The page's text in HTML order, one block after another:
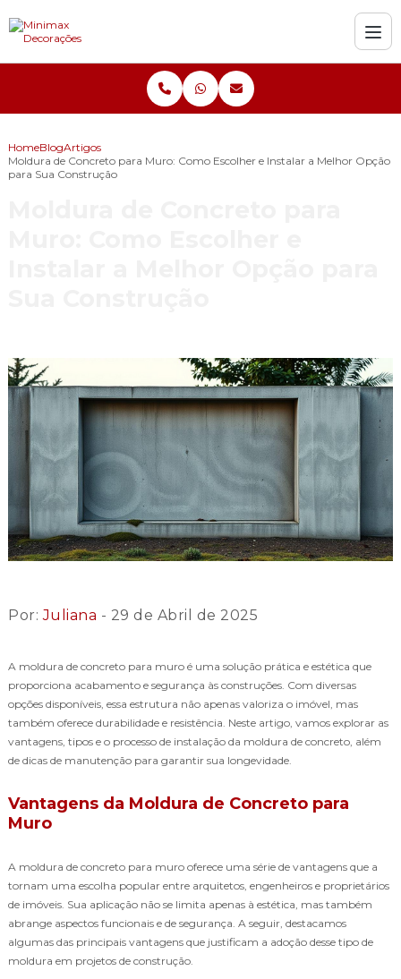
HomeBlogArtigos
Moldura de Concreto para Muro: Como Escolher e Instalar a Melhor Opção
para Sua Construção
Por:Juliana - 29 de Abril de 2025
A moldura de concreto para muro é uma solução prática e estética que
proporciona acabamento e segurança às construções. Com diversas
opções disponíveis, essa estrutura não apenas valoriza o imóvel, mas
também oferece durabilidade e resistência. Neste artigo, vamos explorar as
vantagens, tipos e o processo de instalação da moldura de concreto, além
de dicas de manutenção para garantir sua longevidade.
Vantagens da Moldura de Concreto para
Muro
A moldura de concreto para muro oferece uma série de vantagens que a
tornam uma escolha popular entre arquitetos, engenheiros e proprietários
de imóveis. Sua aplicação não se limita apenas à estética, mas também
abrange aspectos funcionais e de segurança. A seguir, destacamos
algumas das principais vantagens que justificam a adoção desse tipo de
moldura em projetos de construção.